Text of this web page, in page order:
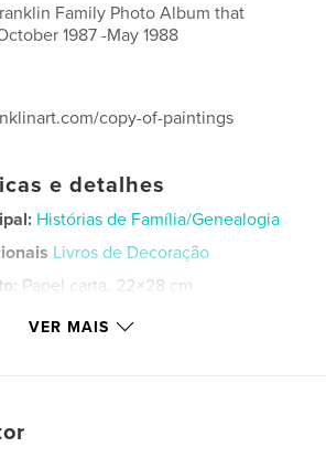
Family Photo Album that
1987 -May 1988
copy-of-paintings
e detalhes
Histórias de Família/Genealogia
Livros de Decoração
Papel carta, 22×28 cm
VER MAIS